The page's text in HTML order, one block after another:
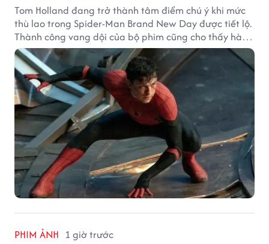
Tom Holland đang trở thành tâm điểm chú ý khi mức
thù lao trong Spider-Man Brand New Day được tiết lộ.
Thành công vang dội của bộ phim cũng cho thấy hành
trình thăng hạng đáng chú ý của nam diễn viên sau
một thập kỷ gắn bó với vai Người Nhện.
PHIM ẢNH 1 giờ trước